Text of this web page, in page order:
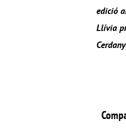
edició
Llívia